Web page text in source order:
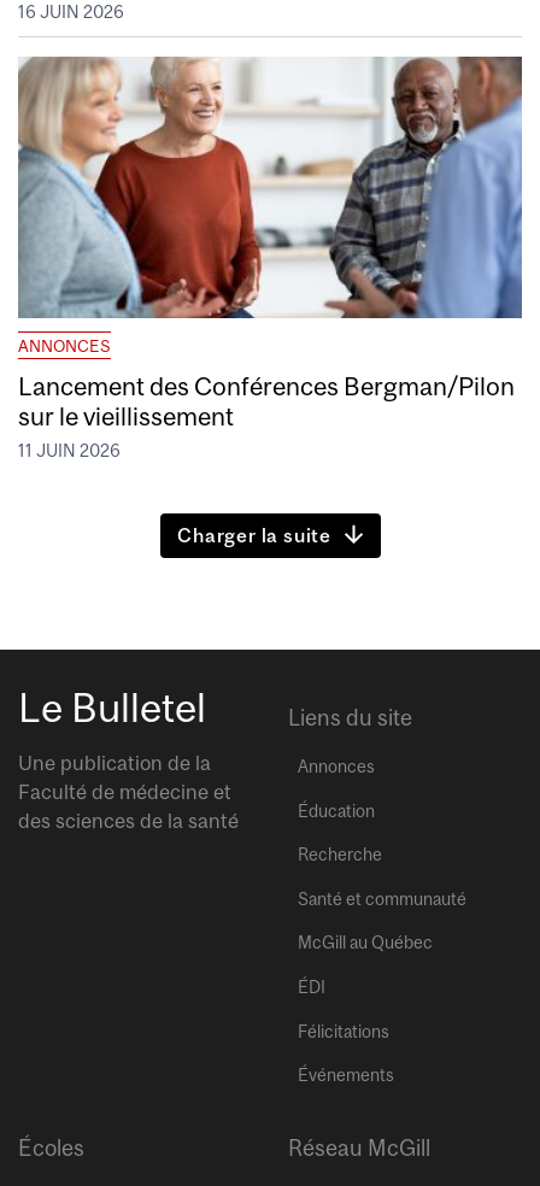
16 JUIN 2026
ANNONCES
Lancement des Conférences Bergman/Pilon
sur le vieillissement
11 JUIN 2026
Charger la suite
Le Bulletel
Une publication de la
Faculté de médecine et
des sciences de la santé
Liens du site
Annonces
Éducation
Recherche
Santé et communauté
McGill au Québec
ÉDI
Félicitations
Événements
Écoles Réseau McGill